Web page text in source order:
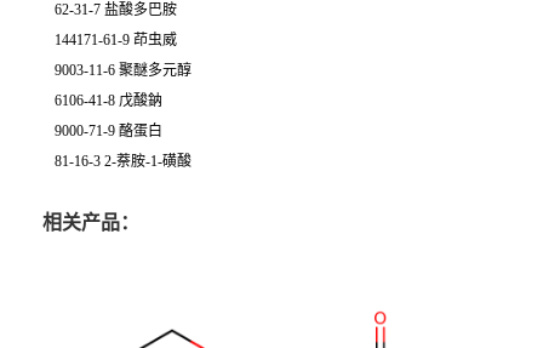
62-31-7 盐酸多巴胺
144171-61-9 茚虫威
9003-11-6 聚醚多元醇
6106-41-8 戊酸鈉
9000-71-9 酪蛋白
81-16-3 2-萘胺-1-磺酸
相关产品：